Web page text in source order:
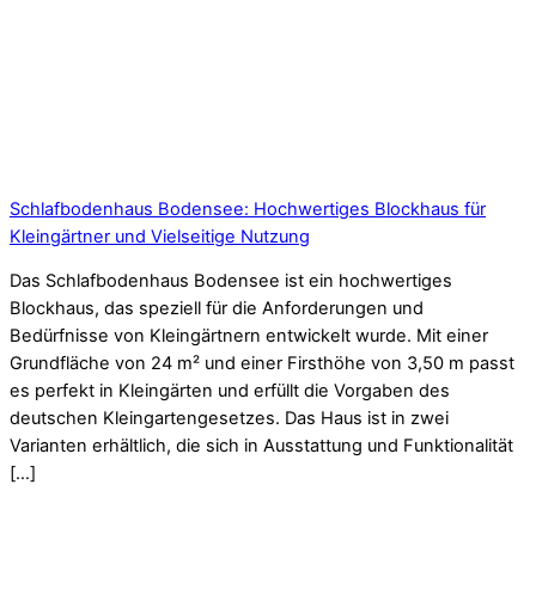
Schlafbodenhaus Bodensee: Hochwertiges Blockhaus für
Kleingärtner und Vielseitige Nutzung
Das Schlafbodenhaus Bodensee ist ein hochwertiges
Blockhaus, das speziell für die Anforderungen und
Bedürfnisse von Kleingärtnern entwickelt wurde. Mit einer
Grundfläche von 24 m² und einer Firsthöhe von 3,50 m passt
es perfekt in Kleingärten und erfüllt die Vorgaben des
deutschen Kleingartengesetzes. Das Haus ist in zwei
Varianten erhältlich, die sich in Ausstattung und Funktionalität
[…]